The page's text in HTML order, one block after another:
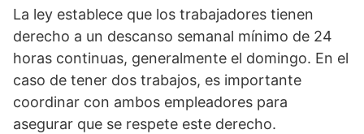
La ley establece que los trabajadores tienen
derecho a un descanso semanal mínimo de 24
horas continuas, generalmente el domingo. En el
caso de tener dos trabajos, es importante
coordinar con ambos empleadores para
asegurar que se respete este derecho.